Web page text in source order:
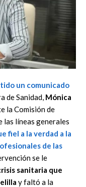
un comunicado
de Sanidad, Mónica
la Comisión de
las líneas generales
fiel a la verdad a la
de las
se le
sanitaria que
y faltó a la